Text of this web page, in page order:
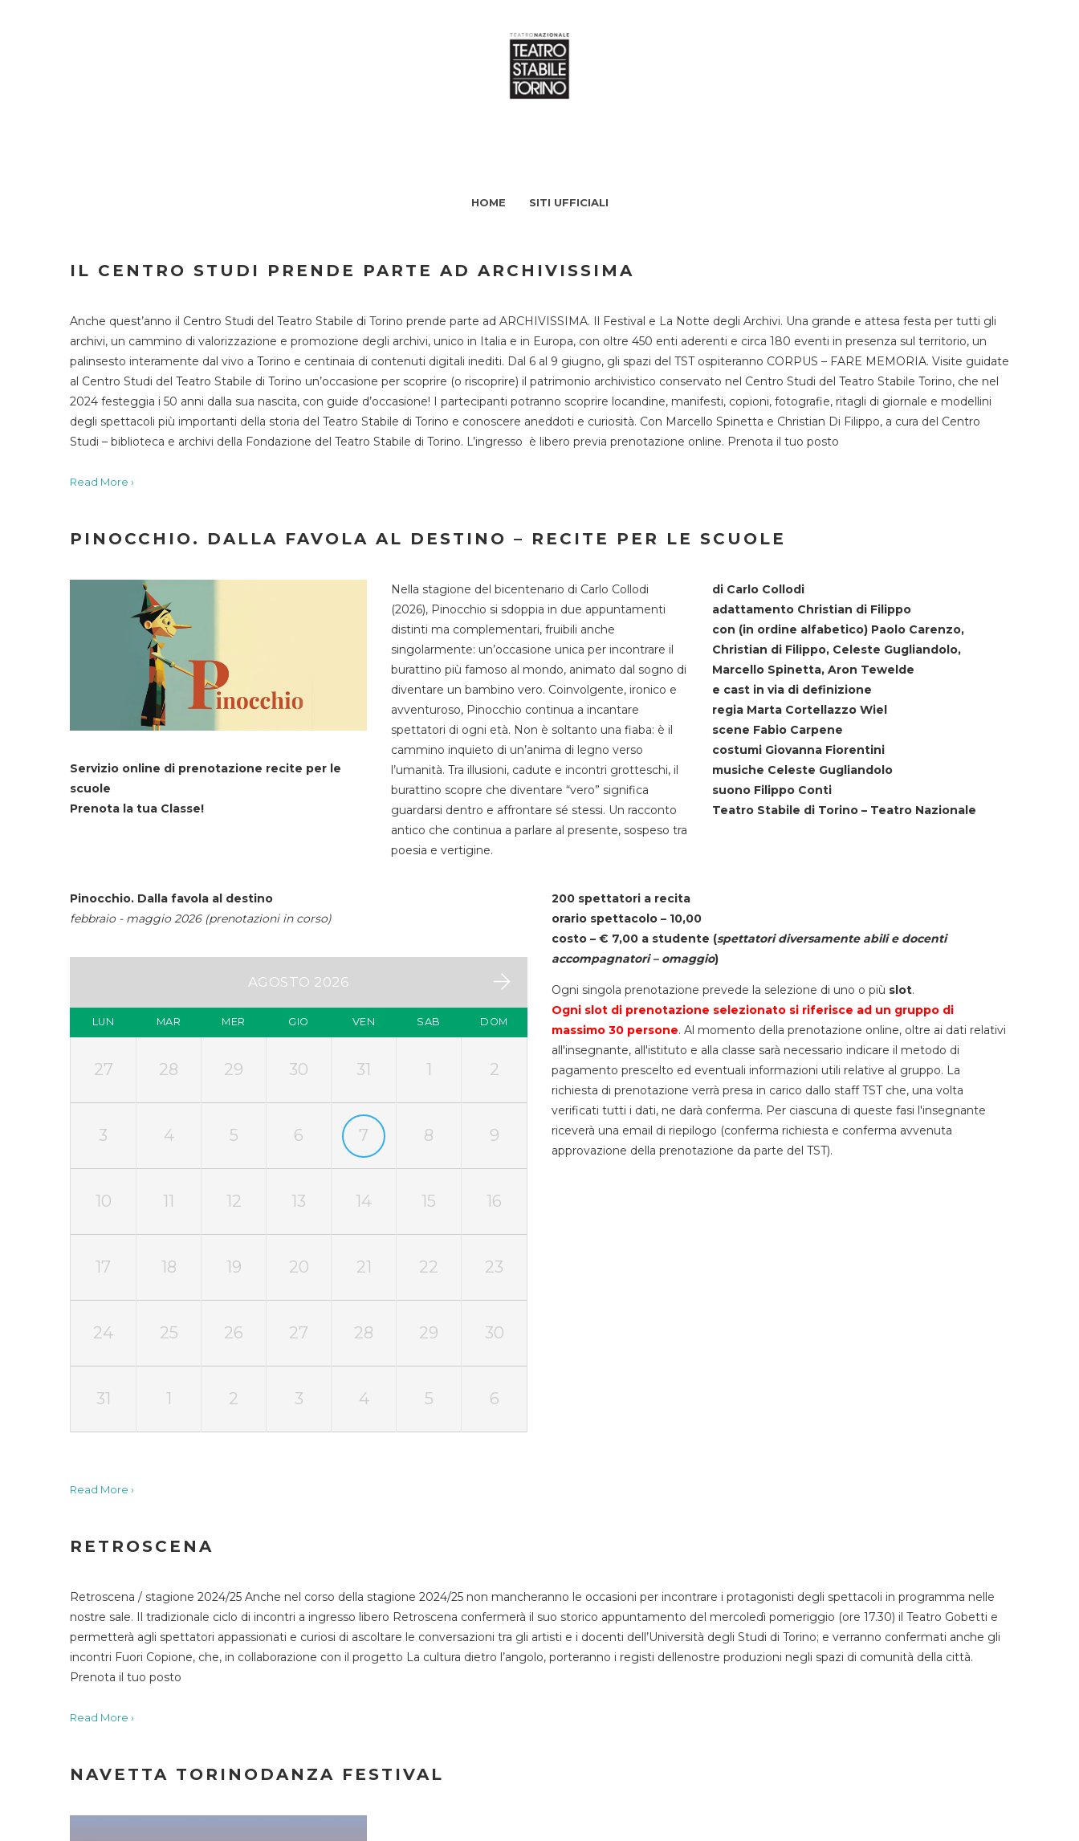
HOME SITI UFFICIALI
IL CENTRO STUDI PRENDE PARTE AD ARCHIVISSIMA
Anche quest’anno il Centro Studi del Teatro Stabile di Torino prende parte ad ARCHIVISSIMA. Il Festival e La Notte degli Archivi. Una grande e attesa festa per tutti gli
archivi, un cammino di valorizzazione e promozione degli archivi, unico in Italia e in Europa, con oltre 450 enti aderenti e circa 180 eventi in presenza sul territorio, un
palinsesto interamente dal vivo a Torino e centinaia di contenuti digitali inediti. Dal 6 al 9 giugno, gli spazi del TST ospiteranno CORPUS – FARE MEMORIA. Visite guidate
al Centro Studi del Teatro Stabile di Torino un’occasione per scoprire (o riscoprire) il patrimonio archivistico conservato nel Centro Studi del Teatro Stabile Torino, che nel
2024 festeggia i 50 anni dalla sua nascita, con guide d’occasione! I partecipanti potranno scoprire locandine, manifesti, copioni, fotografie, ritagli di giornale e modellini
degli spettacoli più importanti della storia del Teatro Stabile di Torino e conoscere aneddoti e curiosità. Con Marcello Spinetta e Christian Di Filippo, a cura del Centro
Studi – biblioteca e archivi della Fondazione del Teatro Stabile di Torino. L’ingresso è libero previa prenotazione online. Prenota il tuo posto
Read More ›
PINOCCHIO. DALLA FAVOLA AL DESTINO – RECITE PER LE SCUOLE
Servizio online di prenotazione recite per le
scuole
Prenota la tua Classe!
Nella stagione del bicentenario di Carlo Collodi
(2026), Pinocchio si sdoppia in due appuntamenti
distinti ma complementari, fruibili anche
singolarmente: un’occasione unica per incontrare il
burattino più famoso al mondo, animato dal sogno di
diventare un bambino vero. Coinvolgente, ironico e
avventuroso, Pinocchio continua a incantare
spettatori di ogni età. Non è soltanto una fiaba: è il
cammino inquieto di un’anima di legno verso
l’umanità. Tra illusioni, cadute e incontri grotteschi, il
burattino scopre che diventare “vero” significa
guardarsi dentro e affrontare sé stessi. Un racconto
antico che continua a parlare al presente, sospeso tra
poesia e vertigine.
di Carlo Collodi
adattamento Christian di Filippo
con (in ordine alfabetico) Paolo Carenzo,
Christian di Filippo, Celeste Gugliandolo,
Marcello Spinetta, Aron Tewelde
e cast in via di definizione
regia Marta Cortellazzo Wiel
scene Fabio Carpene
costumi Giovanna Fiorentini
musiche Celeste Gugliandolo
suono Filippo Conti
Teatro Stabile di Torino – Teatro Nazionale
Pinocchio. Dalla favola al destino
febbraio - maggio 2026 (prenotazioni in corso)
AGOSTO 2026
LUN MAR MER GIO VEN SAB DOM
27 28 29 30 31 1 2
3 4 5 6 7 8 9
10 11 12 13 14 15 16
17 18 19 20 21 22 23
24 25 26 27 28 29 30
31 1 2 3 4 5 6
200 spettatori a recita
orario spettacolo – 10,00
costo – € 7,00 a studente (spettatori diversamente abili e docenti
accompagnatori – omaggio)
Ogni singola prenotazione prevede la selezione di uno o più slot.
Ogni slot di prenotazione selezionato si riferisce ad un gruppo di
massimo 30 persone. Al momento della prenotazione online, oltre ai dati relativi
all'insegnante, all'istituto e alla classe sarà necessario indicare il metodo di
pagamento prescelto ed eventuali informazioni utili relative al gruppo. La
richiesta di prenotazione verrà presa in carico dallo staff TST che, una volta
verificati tutti i dati, ne darà conferma. Per ciascuna di queste fasi l'insegnante
riceverà una email di riepilogo (conferma richiesta e conferma avvenuta
approvazione della prenotazione da parte del TST).
Read More ›
RETROSCENA
Retroscena / stagione 2024/25 Anche nel corso della stagione 2024/25 non mancheranno le occasioni per incontrare i protagonisti degli spettacoli in programma nelle
nostre sale. Il tradizionale ciclo di incontri a ingresso libero Retroscena confermerà il suo storico appuntamento del mercoledì pomeriggio (ore 17.30) il Teatro Gobetti e
permetterà agli spettatori appassionati e curiosi di ascoltare le conversazioni tra gli artisti e i docenti dell’Università degli Studi di Torino; e verranno confermati anche gli
incontri Fuori Copione, che, in collaborazione con il progetto La cultura dietro l’angolo, porteranno i registi dellenostre produzioni negli spazi di comunità della città.
Prenota il tuo posto
Read More ›
NAVETTA TORINODANZA FESTIVAL